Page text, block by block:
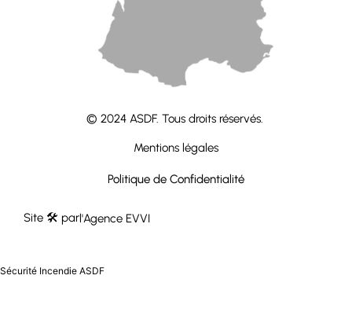
contact@groupeasdf.fr
© 2024 ASDF. Tous droits réservés.
Mentions légales
Politique de Confidentialité
Site 🛠 parl'Agence EVVI
Sécurité Incendie ASDF